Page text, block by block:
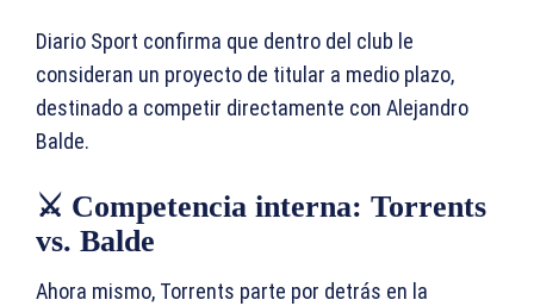
Diario Sport confirma que dentro del club le
consideran un proyecto de titular a medio plazo,
destinado a competir directamente con Alejandro
Balde.
⚔️ Competencia interna: Torrents
vs. Balde
Ahora mismo, Torrents parte por detrás en la